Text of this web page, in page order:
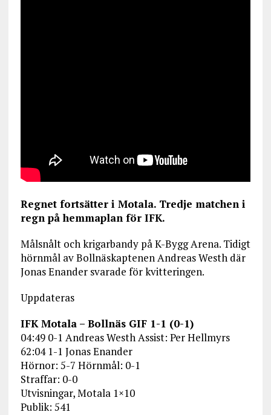
Regnet fortsätter i Motala. Tredje matchen i
regn på hemmaplan för IFK.
Målsnålt och krigarbandy på K-Bygg Arena. Tidigt
hörnmål av Bollnäskaptenen Andreas Westh där
Jonas Enander svarade för kvitteringen.
Uppdateras
IFK Motala – Bollnäs GIF 1-1 (0-1)
04:49 0-1 Andreas Westh Assist: Per Hellmyrs
62:04 1-1 Jonas Enander
Hörnor: 5-7 Hörnmål: 0-1
Straffar: 0-0
Utvisningar, Motala 1×10
Publik: 541